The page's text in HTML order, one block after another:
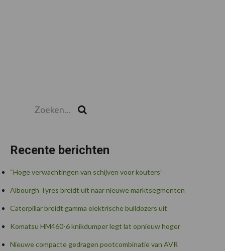
Recente berichten
“Hoge verwachtingen van schijven voor kouters”
Albourgh Tyres breidt uit naar nieuwe marktsegmenten
Caterpillar breidt gamma elektrische bulldozers uit
Komatsu HM460-6 knikdumper legt lat opnieuw hoger
Nieuwe compacte gedragen pootcombinatie van AVR